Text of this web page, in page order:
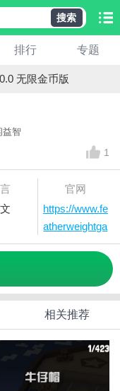
搜索
排行 专题
无限金币版
益智
1
官网
https://www.fe
atherweightga
mes.com/rod
相关推荐